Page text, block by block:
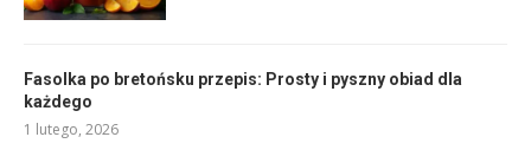
Fasolka po bretońsku przepis: Prosty i pyszny obiad dla
każdego
1 lutego, 2026